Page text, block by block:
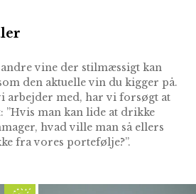
vine der stilmæssigt kan
den aktuelle vin du kigger på.
arbejder med, har vi forsøgt at
”Hvis man kan lide at drikke
hvad ville man så ellers
fra vores portefølje?”.